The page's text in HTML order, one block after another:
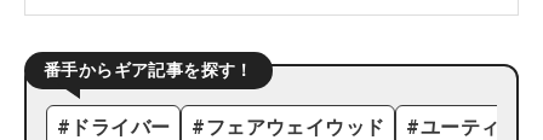
番手からギア記事を探す！
# ドライバー #フェアウェイウッド #ユーティリ